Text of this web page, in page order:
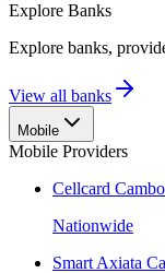
Explore Banks
Explore banks,
View all banks
Mobile
Mobile Providers
Cellcard
Nationwide
Smart Axiata